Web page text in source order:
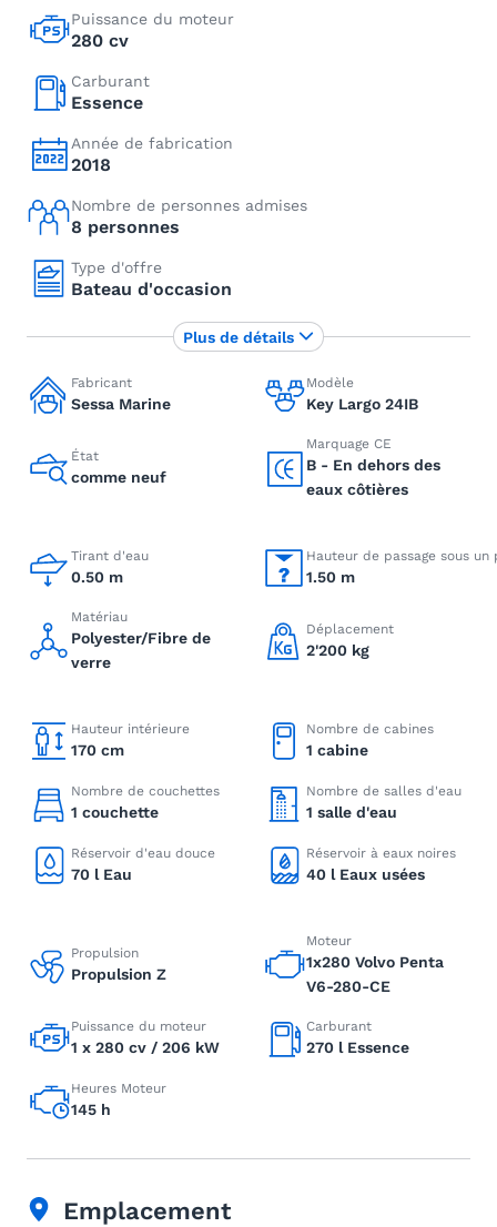
Puissance du moteur
280 cv
Carburant
Essence
Année de fabrication
2018
Nombre de personnes admises
8 personnes
Type d'offre
Bateau d'occasion
Fabricant
Sessa Marine
Modèle
Key Largo 24IB
État
comme neuf
Marquage CE
B - En dehors des
eaux côtières
Tirant d'eau
0.50 m
Hauteur de passage sous un
1.50 m
Matériau
Polyester/Fibre de
verre
Déplacement
2'200 kg
Hauteur intérieure
170 cm
Nombre de cabines
1 cabine
Nombre de couchettes
1 couchette
Nombre de salles d'eau
1 salle d'eau
Réservoir d'eau douce
70 l Eau
Réservoir à eaux noires
40 l Eaux usées
Propulsion
Propulsion Z
Moteur
1x280 Volvo Penta
V6-280-CE
Puissance du moteur
1 x 280 cv / 206 kW
Carburant
270 l Essence
Heures Moteur
145 h
Plus de détails
Emplacement